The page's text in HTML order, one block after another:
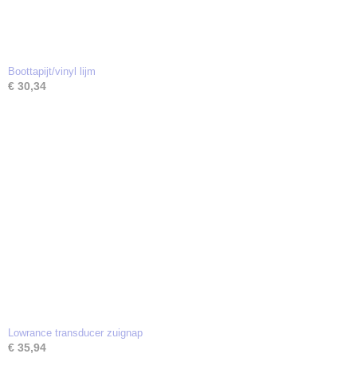
Boottapijt/vinyl lijm
€ 30,34
Lowrance transducer zuignap
€ 35,94